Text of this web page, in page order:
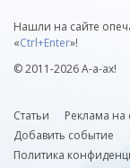
Нашли на сайте
«Ctrl+Enter»!
© 2011-2026 А-а-ах!
Статьи Реклама на
Добавить событие
Политика